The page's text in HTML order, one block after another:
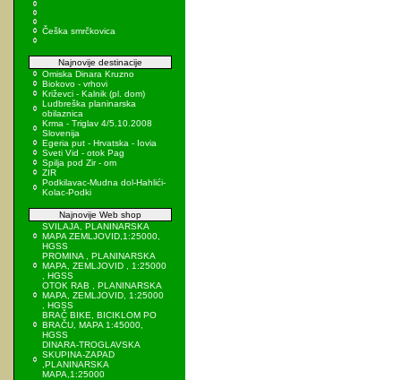
Češka smrčkovica
Najnovije destinacije
Omiska Dinara Kruzno
Biokovo - vrhovi
Križevci - Kalnik (pl. dom)
Ludbreška planinarska
obilaznica
Krma - Triglav 4/5.10.2008
Slovenija
Egeria put - Hrvatska - Iovia
Sveti Vid - otok Pag
Spilja pod Zir - om
ZIR
Podkilavac-Mudna dol-Hahlići-
Kolac-Podki
Najnovije Web shop
SVILAJA, PLANINARSKA
MAPA ZEMLJOVID,1:25000,
HGSS
PROMINA , PLANINARSKA
MAPA, ZEMLJOVID , 1:25000
, HGSS
OTOK RAB , PLANINARSKA
MAPA, ZEMLJOVID, 1:25000
, HGSS
BRAČ BIKE, BICIKLOM PO
BRAČU, MAPA 1:45000,
HGSS
DINARA-TROGLAVSKA
SKUPINA-ZAPAD
,PLANINARSKA
MAPA,1:25000